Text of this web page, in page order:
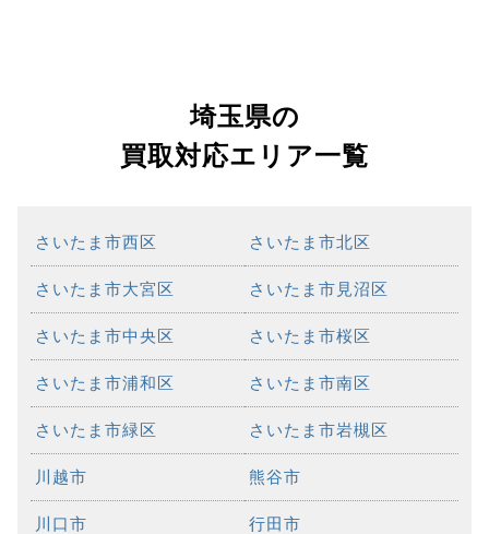
埼玉県の
買取対応エリア一覧
さいたま市西区 さいたま市北区
さいたま市大宮区 さいたま市見沼区
さいたま市中央区 さいたま市桜区
さいたま市浦和区 さいたま市南区
さいたま市緑区 さいたま市岩槻区
川越市 熊谷市
川口市 行田市